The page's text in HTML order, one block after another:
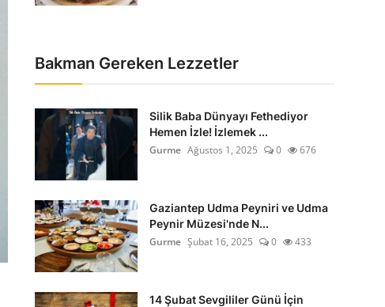
Bakman Gereken Lezzetler
Silik Baba Dünyayı Fethediyor
Hemen İzle! İzlemek ...
Gurme Ağustos 1, 2025 0 676
Gaziantep Udma Peyniri ve Udma
Peynir Müzesi'nde N...
Gurme Şubat 16, 2025 0 433
14 Şubat Sevgililer Günü İçin